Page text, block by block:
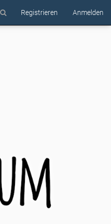
Registrieren Anmelden